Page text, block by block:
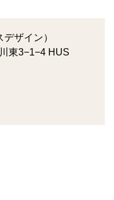
ザイン）
東3−1−4 HUS